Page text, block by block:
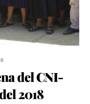
del CNI-
2018